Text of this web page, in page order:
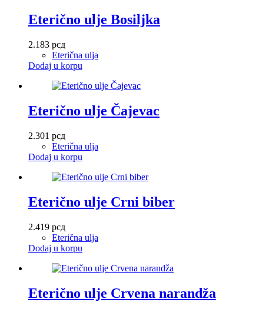
Eterično ulje Bosiljka
2.183 рсд
Eterična ulja
Dodaj u korpu
Eterično ulje Čajevac
2.301 рсд
Eterična ulja
Dodaj u korpu
Eterično ulje Crni biber
2.419 рсд
Eterična ulja
Dodaj u korpu
Eterično ulje Crvena narandža